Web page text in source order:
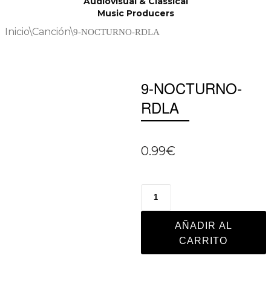
Music Producers
Inicio\Canción\9-NOCTURNO-RDLA
9-NOCTURNO-
RDLA
0.99€
AÑADIR AL
CARRITO